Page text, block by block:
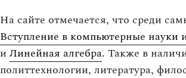
На сайте отмечается, что среди
Вступление в компьютерные науки
иЛинейная алгебра. Также в
политтехнологии, литература,